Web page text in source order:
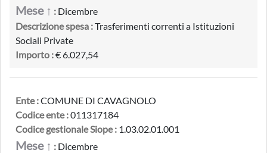
Mese ↑ : Dicembre
Descrizione spesa :Trasferimenti correnti a Istituzioni
Sociali Private
Importo :€ 6.027,54
Ente :COMUNE DI CAVAGNOLO
Codice ente :011317184
Codice gestionale Siope : 1.03.02.01.001
Mese ↑ : Dicembre